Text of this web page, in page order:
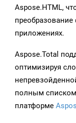
Aspose.HTML,
приложениях.
Aspose.Total
оптимизируя
полным
платформе